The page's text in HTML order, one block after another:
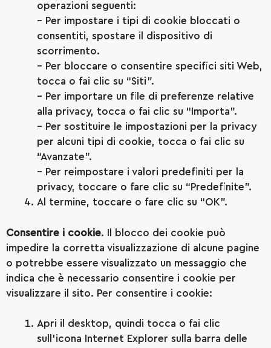
operazioni seguenti:
– Per impostare i tipi di cookie bloccati o
consentiti, spostare il dispositivo di
scorrimento.
– Per bloccare o consentire specifici siti Web,
tocca o fai clic su “Siti”.
– Per importare un file di preferenze relative
alla privacy, tocca o fai clic su “Importa”.
– Per sostituire le impostazioni per la privacy
per alcuni tipi di cookie, tocca o fai clic su
“Avanzate”.
– Per reimpostare i valori predefiniti per la
privacy, toccare o fare clic su “Predefinite”.
Al termine, toccare o fare clic su “OK”.
Consentire i cookie. Il blocco dei cookie può
impedire la corretta visualizzazione di alcune pagine
o potrebbe essere visualizzato un messaggio che
indica che è necessario consentire i cookie per
visualizzare il sito. Per consentire i cookie:
Apri il desktop, quindi tocca o fai clic
sull’icona Internet Explorer sulla barra delle